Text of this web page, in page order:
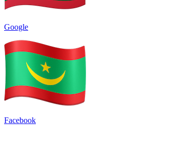
Google
Facebook